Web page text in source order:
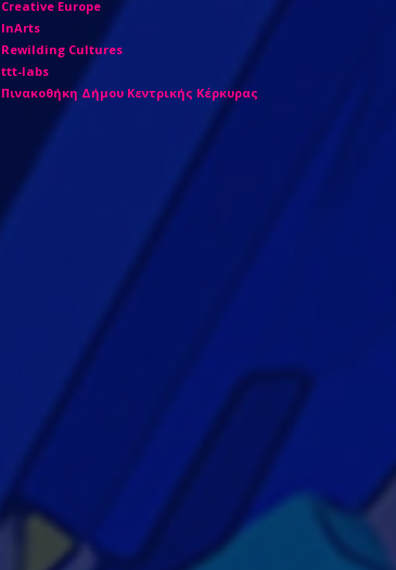
Creative Europe
InArts
Rewilding Cultures
ttt-labs
Πινακοθήκη Δήμου Κεντρικής Κέρκυρας